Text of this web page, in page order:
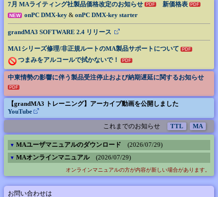
7月 MAライティング社製品価格改定のお知らせ PDF 新価格表 PDF
NEW onPC DMX-key& onPC DMX-key starter
grandMA3 SOFTWARE 2.4 リリース
MA1シリーズ修理/非正規ルートのMA製品サポートについて PDF
つまみをアルコールで拭かないで！ PDF
中東情勢の影響に伴う製品受注停止および納期遅延に関するお知らせ
PDF
【grandMA3 トレーニング】アーカイブ動画を公開しました
YouTube
これまでのお知らせ TTL MA
▼ MAユーザマニュアルのダウンロード (2026/07/29)
▼ MAオンラインマニュアル(2026/07/29)
オンラインマニュアルの方が内容が新しい場合があります。
お問い合わせは